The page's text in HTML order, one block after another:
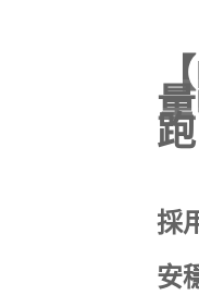
採
安